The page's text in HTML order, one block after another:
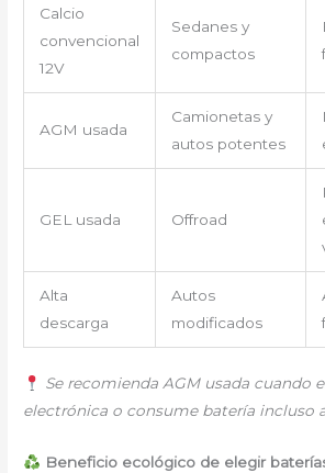
Calcio
convencional
12V
Sedanes y
compactos
AGM usada
Camionetas y
autos potentes
GEL usada Offroad
Alta
descarga
Autos
modificados
Se recomienda AGM usada cuando
electrónica o consume batería incluso
Beneficio ecológico de elegir